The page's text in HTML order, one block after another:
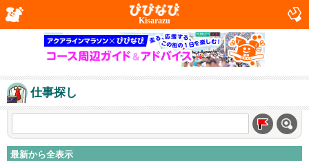
Kisarazu
仕事探し
最新から全表示